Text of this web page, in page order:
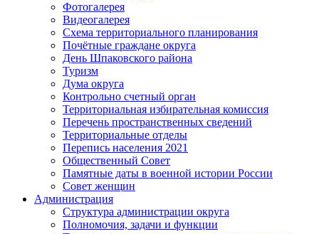
Фотогалерея
Видеогалерея
Схема территориального планирования
Почётные граждане округа
День Шпаковского района
Туризм
Дума округа
Контрольно счетный орган
Территориальная избирательная комиссия
Перечень пространственных сведений
Территориальные отделы
Перепись населения 2021
Общественный Совет
Памятные даты в военной истории России
Совет женщин
Администрация
Структура администрации округа
Полномочия, задачи и функции